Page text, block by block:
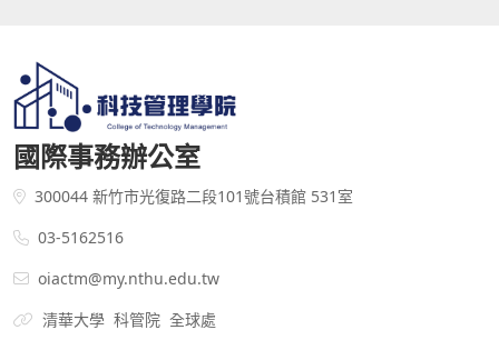
國際事務辦公室
300044 新竹市光復路二段101號台積館 531室
03-5162516
oiactm@my.nthu.edu.tw
清華大學 科管院 全球處